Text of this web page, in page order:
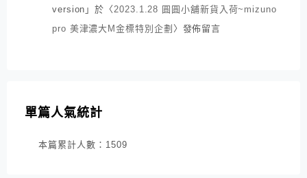
version 」於〈2023.1.28 圓圓小舖新貨入荷~mizuno
pro 美津濃大M金標特別企劃 〉發佈留言
單篇人氣統計
本篇累計人數： 1509